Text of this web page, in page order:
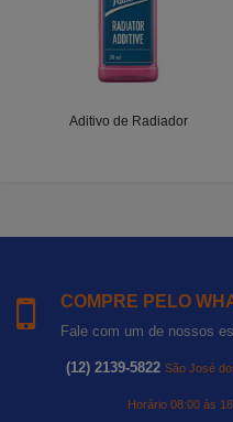
Aditivo de Radiador
COMPRE PELO
Fale com um de nossos
(12) 2139-5822 São José
Horário 08:00 às